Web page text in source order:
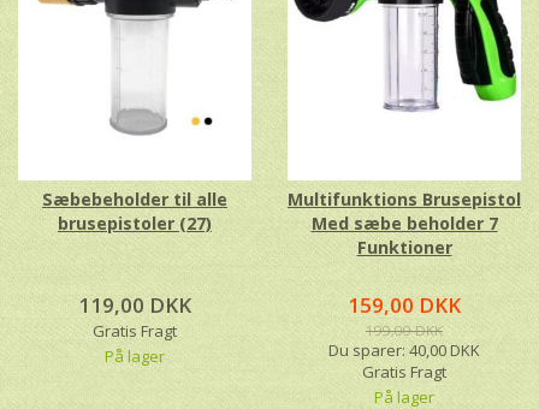
Sæbebeholder til alle
brusepistoler (27)
119,00 DKK
Gratis Fragt
På lager
Multifunktions Brusepistol
Med sæbe beholder 7
Funktioner
159,00 DKK
199,00 DKK
Du sparer: 40,00 DKK
Gratis Fragt
På lager